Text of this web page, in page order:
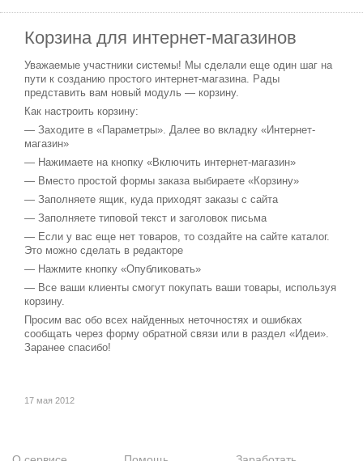
Корзина для интернет-магазинов
Уважаемые участники системы! Мы сделали еще один шаг на
пути к созданию простого интернет-магазина. Рады
представить вам новый модуль — корзину.
Как настроить корзину:
— Заходите в «Параметры». Далее во вкладку «Интернет-
магазин»
— Нажимаете на кнопку «Включить интернет-магазин»
— Вместо простой формы заказа выбираете «Корзину»
— Заполняете ящик, куда приходят заказы с сайта
— Заполняете типовой текст и заголовок письма
— Если у вас еще нет товаров, то создайте на сайте каталог.
Это можно сделать в редакторе
— Нажмите кнопку «Опубликовать»
— Все ваши клиенты смогут покупать ваши товары, используя
корзину.
Просим вас обо всех найденных неточностях и ошибках
сообщать через форму обратной связи или в раздел «Идеи».
Заранее спасибо!
17 мая 2012